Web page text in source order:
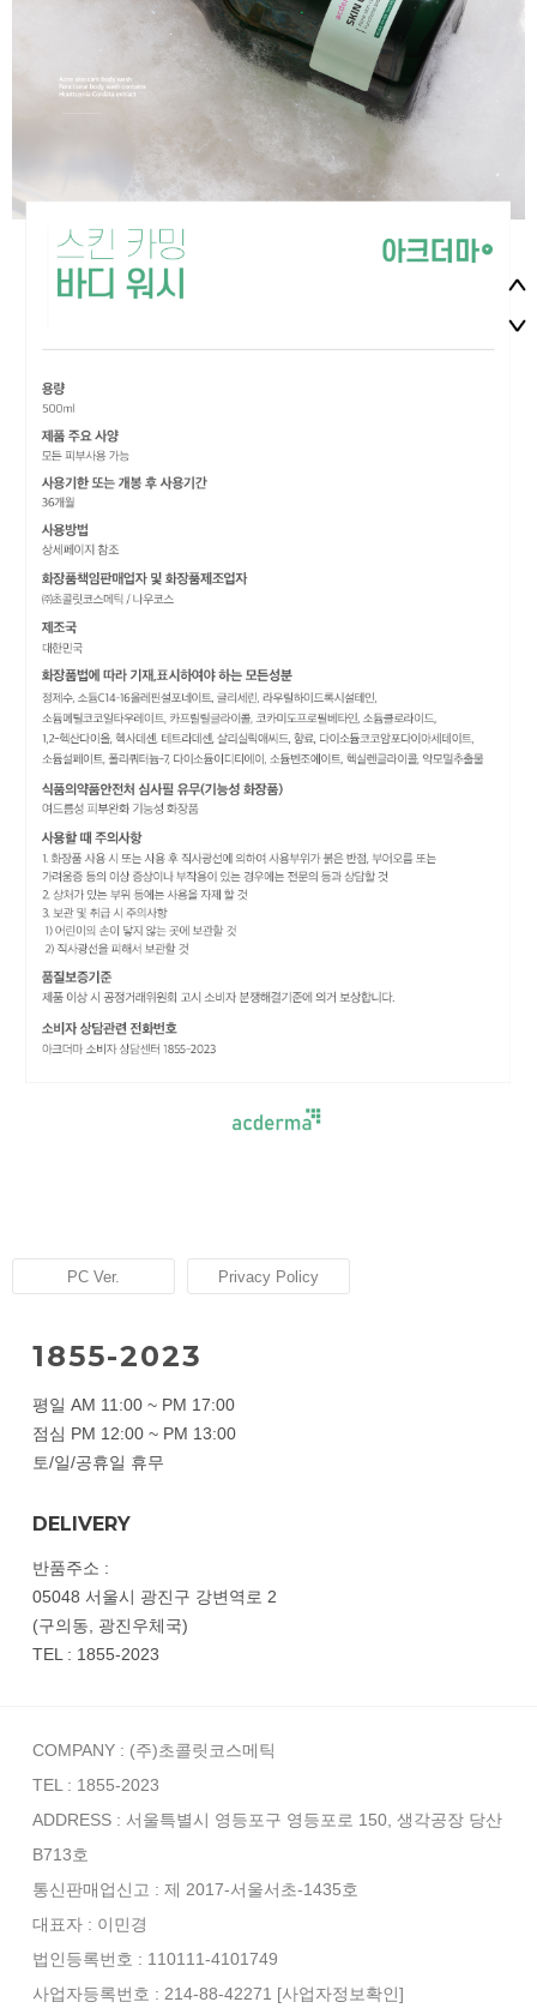
PC Ver. Privacy Policy
1855-2023
평일 AM 11:00 ~ PM 17:00
점심 PM 12:00 ~ PM 13:00
토/일/공휴일 휴무
DELIVERY
반품주소 :
05048 서울시 광진구 강변역로 2
(구의동, 광진우체국)
TEL : 1855-2023
COMPANY : (주)초콜릿코스메틱
TEL : 1855-2023
ADDRESS : 서울특별시 영등포구 영등포로 150, 생각공장 당산
B713호
통신판매업신고 : 제 2017-서울서초-1435호
대표자 : 이민경
법인등록번호 : 110111-4101749
사업자등록번호 : 214-88-42271 [사업자정보확인]